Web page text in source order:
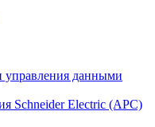
управления данными
Schneider Electric (APC)